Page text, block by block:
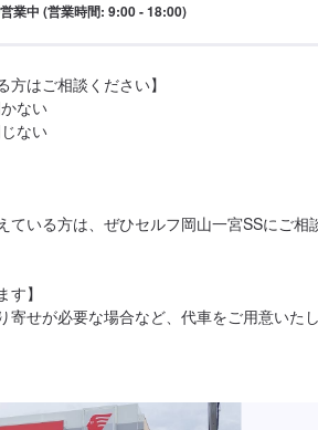
営業中 (営業時間: 9:00 - 18:00)
方はご相談ください】
ない
ない
ている方は、ぜひセルフ岡山一宮SSにご相
す】
寄せが必要な場合など、代車をご用意いた